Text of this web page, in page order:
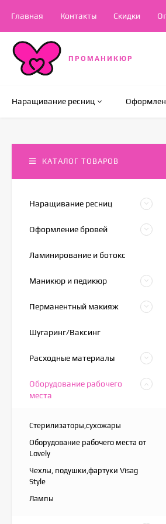
Главная Контакты Скидки
ПРОМАНИКЮР
Наращивание ресниц
КАТАЛОГ ТОВАРОВ
Наращивание ресниц
Оформление бровей
Ламинирование и ботокс
Маникюр и педикюр
Перманентный макияж
Шугаринг/Ваксинг
Расходные материалы
Оборудование рабочего
места
Стерилизаторы,сухожары
Оборудование рабочего места от
Lovely
Чехлы, подушки,фартуки Visag
Style
Лампы